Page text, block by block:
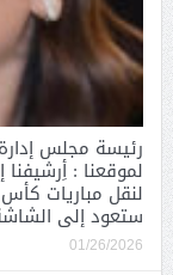
رئيسة مجلس
لموقعنا :
ستعود إلى
01/26/2026